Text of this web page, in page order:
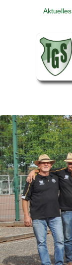
Aktuelles
primary
content
secondary
content